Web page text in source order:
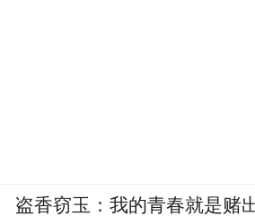
盗香窃玉：我的青春就是赌